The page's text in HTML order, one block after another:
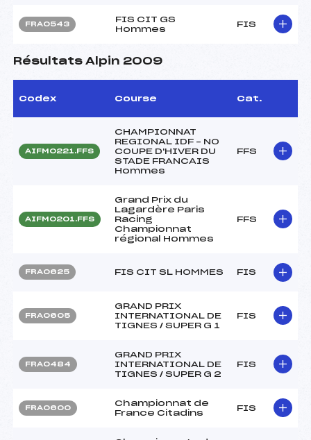
FRA0543
FIS CIT GS
Hommes
FIS
Résultats Alpin 2009
Codex Course Cat.
AIFM0221.FFS
CHAMPIONNAT
REGIONAL IDF – NO
COUPE D'HIVER DU
STADE FRANCAIS
Hommes
FFS
AIFM0201.FFS
Grand Prix du
Lagardère Paris
Racing
Championnat
régional Hommes
FFS
FRA0625 FIS CIT SL HOMMES FIS
FRA0605
GRAND PRIX
INTERNATIONAL DE
TIGNES / SUPER G 1
FIS
FRA0484
GRAND PRIX
INTERNATIONAL DE
TIGNES / SUPER G 2
FIS
FRA0600
Championnat de
France Citadins
FIS